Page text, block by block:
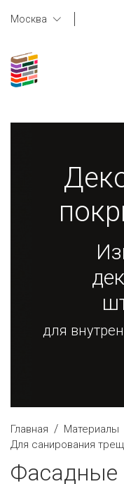
Москва
для
Главная / Материалы
Для санирования
Фасадные